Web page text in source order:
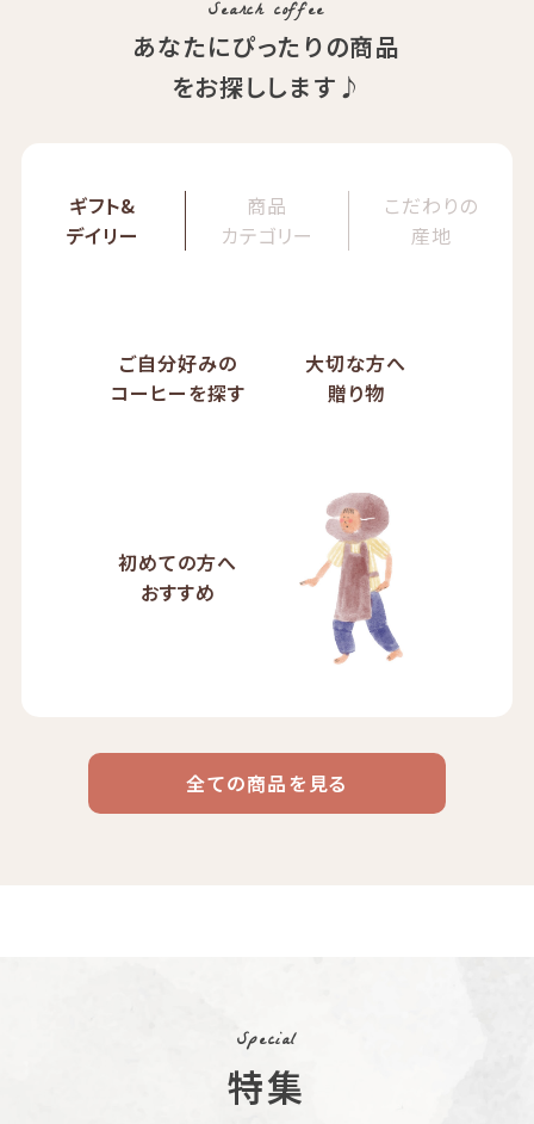
Search coffee
あなたにぴったりの商品
をお探しします♪
ギフト&
デイリー
商品
カテゴリー
こだわりの
産地
ご自分好みの
コーヒーを探す
大切な方へ
贈り物
初めての方へ
おすすめ
コーヒー
リキッド
コーヒー
豆・粉
ケニア
ブラジル
全ての商品を見る
Special
特集